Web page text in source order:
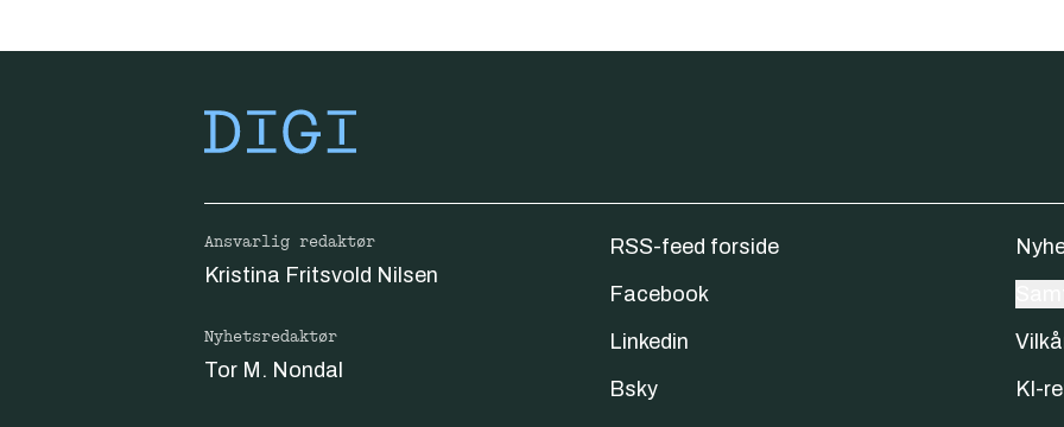
Ansvarlig redaktør
Kristina Fritsvold Nilsen
Nyhetsredaktør
Tor M. Nondal
RSS-feed forside
Facebook
Linkedin
Bsky
KI-